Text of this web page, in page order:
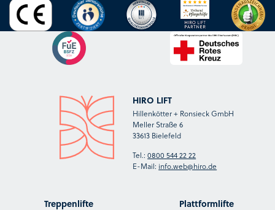
HIRO LIFT
Hillenkötter + Ronsieck GmbH
Meller Straße 6
33613 Bielefeld
Tel.:0800 544 22 22
E-Mail: info.web@hiro.de
Treppenlifte Plattformlifte